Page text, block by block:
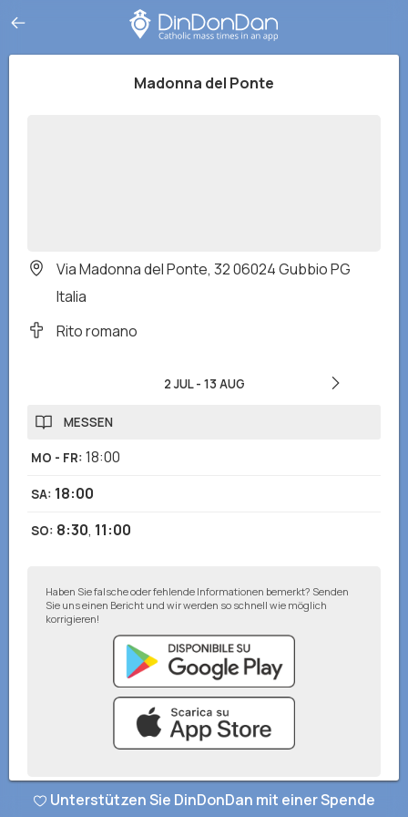
Madonna del Ponte
Via Madonna del Ponte, 32 06024 Gubbio PG
Italia
Rito romano
2 JUL- 13 AUG
MESSEN
MO - FR: 18:00
SA: 18:00
SO: 8:30, 11:00
Haben Sie falsche oder fehlende Informationen bemerkt? Senden
Sie uns einen Bericht und wir werden so schnell wie möglich
korrigieren!
© DinDonDan App 2026– Datenschutzbestimmungen–Zu Ihrer
Unterstützen Sie DinDonDan mit einer Spende